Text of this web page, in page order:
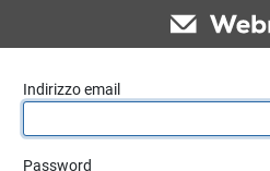
Indirizzo email
Password